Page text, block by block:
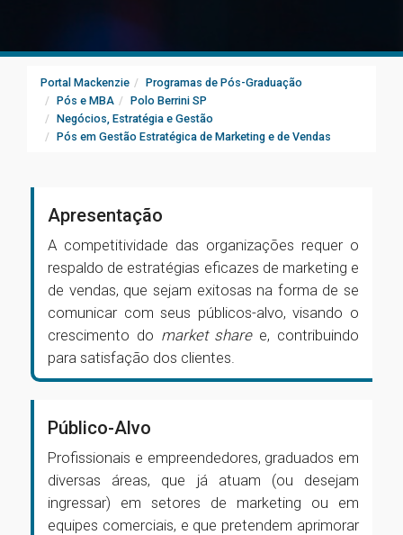
Portal Mackenzie
Programas de Pós-Graduação
Pós e MBA
Polo Berrini SP
Negócios, Estratégia e Gestão
Pós em Gestão Estratégica de Marketing e de Vendas
Apresentação
A competitividade das organizações requer o
respaldo de estratégias eficazes de marketing e
de vendas, que sejam exitosas na forma de se
comunicar com seus públicos-alvo, visando o
crescimento do market sharee, contribuindo
para satisfação dos clientes.
Público-Alvo
Profissionais e empreendedores, graduados em
diversas áreas, que já atuam (ou desejam
ingressar) em setores de marketing ou em
equipes comerciais, e que pretendem aprimorar